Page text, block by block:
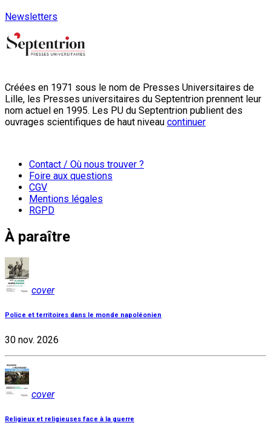
Newsletters
Créées en 1971 sous le nom de Presses Universitaires de
Lille, les Presses universitaires du Septentrion prennent leur
nom actuel en 1995. Les PU du Septentrion publient des
ouvrages scientifiques de haut niveau continuer
Contact / Où nous trouver ?
Foire aux questions
CGV
Mentions légales
RGPD
À paraître
cover
Police et territoires dans le monde napoléonien
30 nov. 2026
cover
Religieux et religieuses face à la guerre